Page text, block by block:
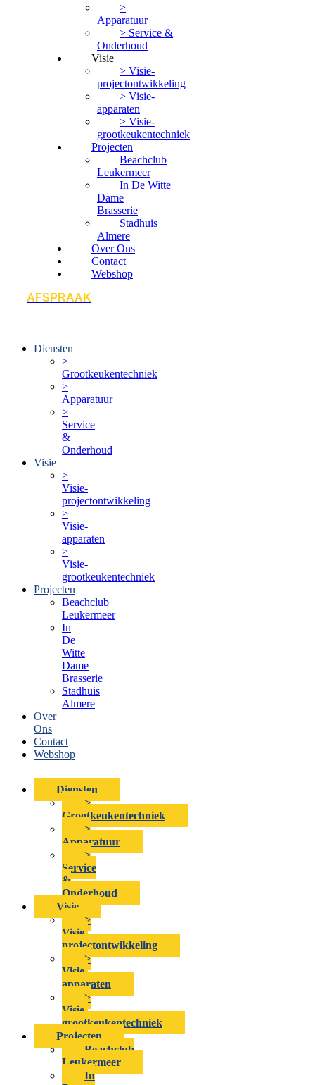
>
Apparatuur
> Service &
Onderhoud
Visie
> Visie-
projectontwikkeling
> Visie-
apparaten
> Visie-
grootkeukentechniek
Projecten
Beachclub
Leukermeer
In De Witte
Dame
Brasserie
Stadhuis
Almere
Over Ons
Contact
Webshop
AFSPRAAK
Diensten
>
Grootkeukentechniek
>
Apparatuur
>
Service
&
Onderhoud
Visie
>
Visie-
projectontwikkeling
>
Visie-
apparaten
>
Visie-
grootkeukentechniek
Projecten
Beachclub
Leukermeer
In
De
Witte
Dame
Brasserie
Stadhuis
Almere
Over
Ons
Contact
Webshop
Diensten
>
Grootkeukentechniek
>
Apparatuur
>
Service
&
Onderhoud
Visie
>
Visie-
projectontwikkeling
>
Visie-
apparaten
>
Visie-
grootkeukentechniek
Projecten
Beachclub
Leukermeer
In